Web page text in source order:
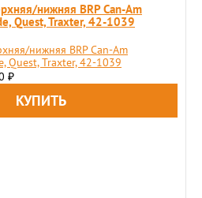
нижняя BRP Can-Am
Quest, Traxter, 42-1039
нижняя BRP Can-Am
Quest, Traxter, 42-1039
₽